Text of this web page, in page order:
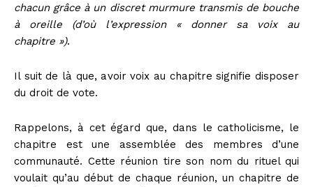
chacun grâce à un discret murmure transmis de bouche
à oreille (d’où l’expression « donner sa voix au
chapitre »).
Il suit de là que, avoir voix au chapitre signifie disposer
du droit de vote.
Rappelons, à cet égard que, dans le catholicisme, le
chapitre est une assemblée des membres d’une
communauté. Cette réunion tire son nom du rituel qui
voulait qu’au début de chaque réunion, un chapitre de